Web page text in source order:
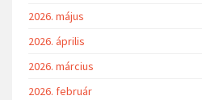
2026. május
2026. április
2026. március
2026. február